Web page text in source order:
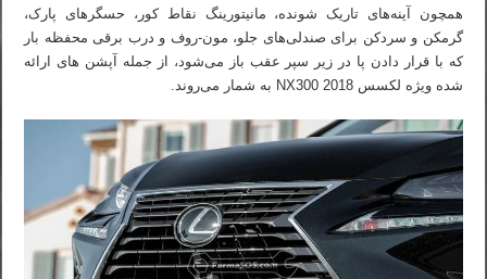
همچون آینه‌های تاریک شونده، مانیتورینگ نقاط کور، حسگرهای پارک،
گرمکن و سردکن برای صندلی‌های جلو، مون-روف و درب برقی محفظه بار
که با قرار دادن پا در زیر سپر عقب باز می‌شود، از جمله آپشن های ارائه
شده ویژه لکسس NX300 2018 به شمار می‌روند.